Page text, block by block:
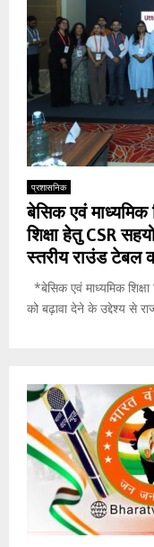
प्रशासनिक
बेसिक एवं माध्यमिक
शिक्षा हेतु CSR
स्तरीय राउंड टेबल
*बेसिक एवं माध्यमिक शिक्षा
को बढ़ावा देने के उद्देश्य से